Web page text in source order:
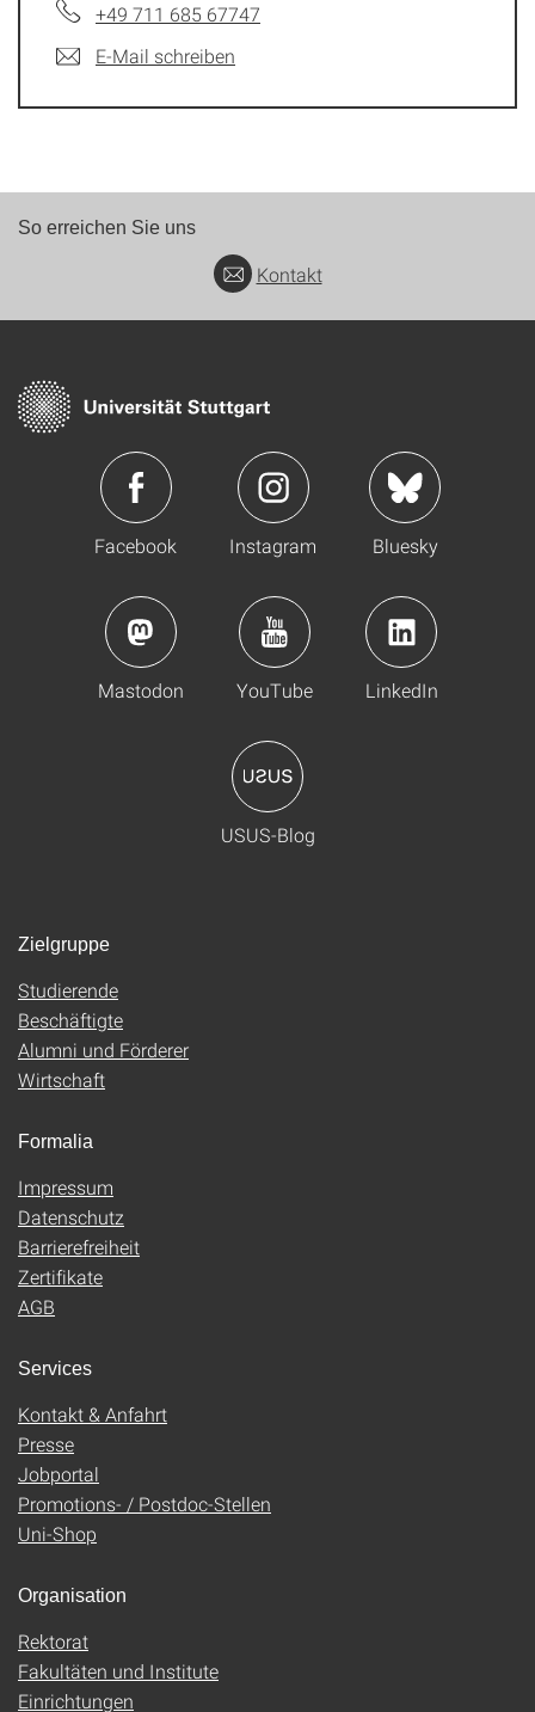
+49 711 685 67747
E-Mail schreiben
So erreichen Sie uns
Kontakt
Facebook Instagram Bluesky
Mastodon YouTube LinkedIn
USUS-Blog
Zielgruppe
Studierende
Beschäftigte
Alumni und Förderer
Wirtschaft
Formalia
Impressum
Datenschutz
Barrierefreiheit
Zertifikate
AGB
Services
Kontakt & Anfahrt
Presse
Jobportal
Promotions- / Postdoc-Stellen
Uni-Shop
Organisation
Rektorat
Fakultäten und Institute
Einrichtungen